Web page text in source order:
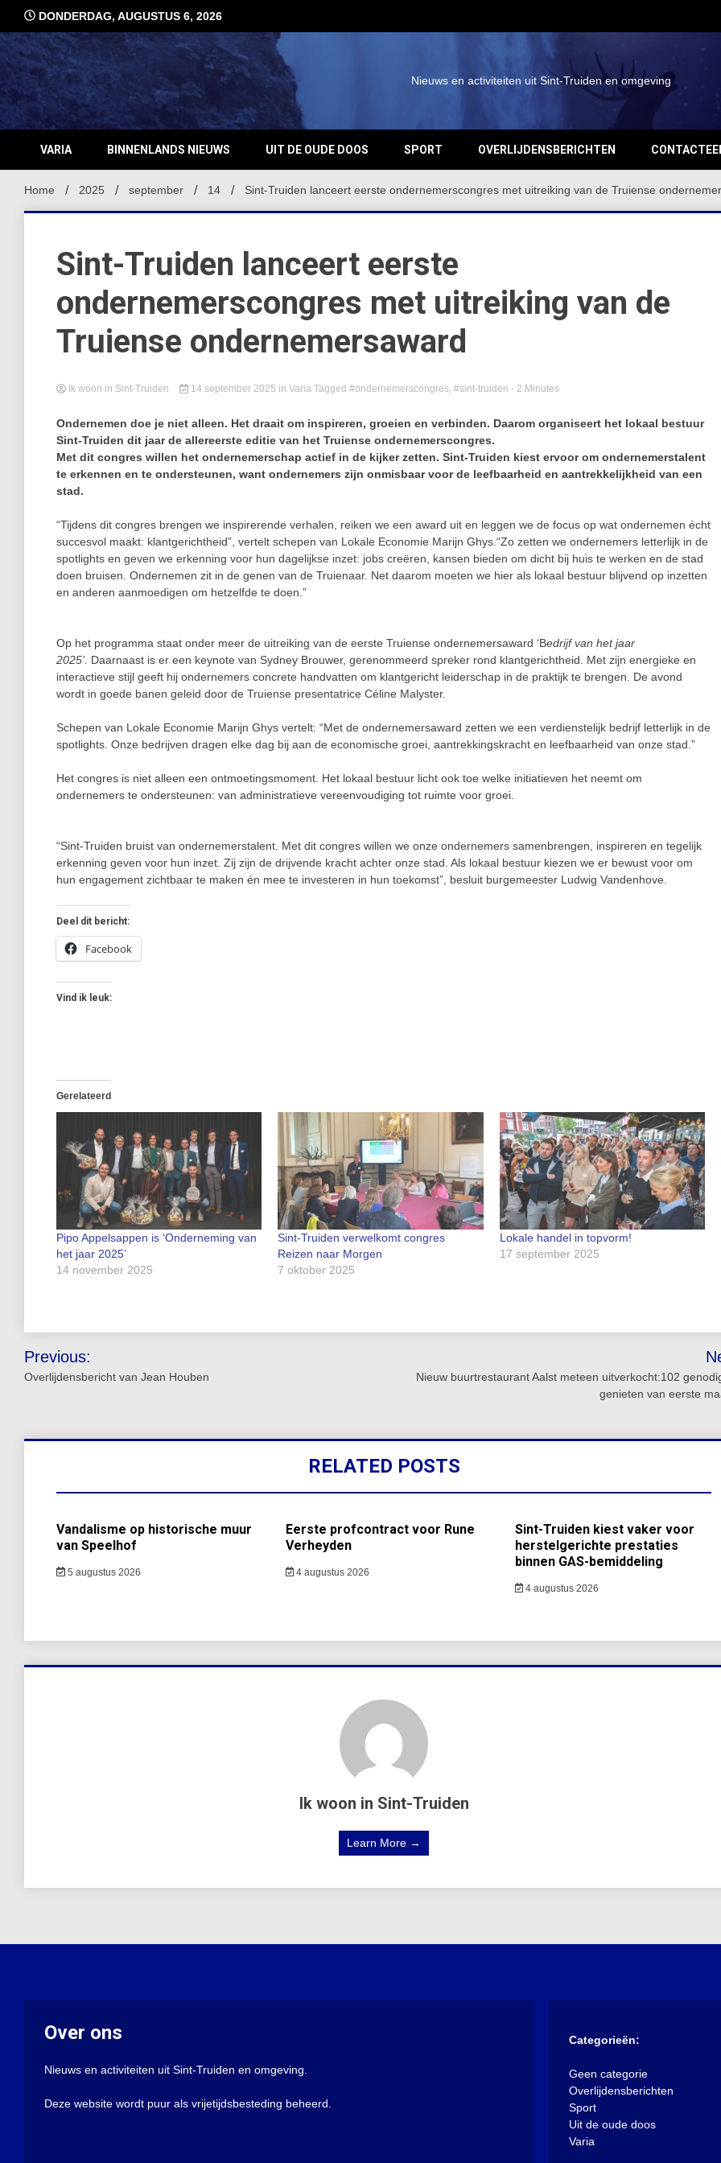
inhoud
DONDERDAG, AUGUSTUS 6, 2026
Nieuws en activiteiten uit Sint-Truiden en omgeving
VARIA BINNENLANDS NIEUWS UIT DE OUDE DOOS SPORT OVERLIJDENSBERICHTEN
Home 2025 september 14 Sint-Truiden lanceert eerste ondernemerscongres met uitreiking van de Truiense
Sint-Truiden lanceert eerste
ondernemerscongres met uitreiking van de
Truiense ondernemersaward
Ik woon in Sint-Truiden 14 september 2025 in Varia Tagged #ondernemerscongres, #sint-truiden - 2 Minutes
Ondernemen doe je niet alleen. Het draait om inspireren, groeien en verbinden. Daarom organiseert het lokaal bestuur
Sint-Truiden dit jaar de allereerste editie van het Truiense ondernemerscongres.
Met dit congres willen het ondernemerschap actief in de kijker zetten. Sint-Truiden kiest ervoor om ondernemerstalent
te erkennen en te ondersteunen, want ondernemers zijn onmisbaar voor de leefbaarheid en aantrekkelijkheid van een
stad.
“Tijdens dit congres brengen we inspirerende verhalen, reiken we een award uit en leggen we de focus op wat ondernemen écht
succesvol maakt: klantgerichtheid”, vertelt schepen van Lokale Economie Marijn Ghys.“Zo zetten we ondernemers letterlijk in de
spotlights en geven we erkenning voor hun dagelijkse inzet: jobs creëren, kansen bieden om dicht bij huis te werken en de stad
doen bruisen. Ondernemen zit in de genen van de Truienaar. Net daarom moeten we hier als lokaal bestuur blijvend op inzetten
en anderen aanmoedigen om hetzelfde te doen.”
Op het programma staat onder meer de uitreiking van de eerste Truiense ondernemersaward ‘Bedrijf van het jaar
2025’. Daarnaast is er een keynote van Sydney Brouwer, gerenommeerd spreker rond klantgerichtheid. Met zijn energieke en
interactieve stijl geeft hij ondernemers concrete handvatten om klantgericht leiderschap in de praktijk te brengen. De avond
wordt in goede banen geleid door de Truiense presentatrice Céline Malyster.
Schepen van Lokale Economie Marijn Ghys vertelt: “Met de ondernemersaward zetten we een verdienstelijk bedrijf letterlijk in de
spotlights. Onze bedrijven dragen elke dag bij aan de economische groei, aantrekkingskracht en leefbaarheid van onze stad.”
Het congres is niet alleen een ontmoetingsmoment. Het lokaal bestuur licht ook toe welke initiatieven het neemt om
ondernemers te ondersteunen: van administratieve vereenvoudiging tot ruimte voor groei.
“Sint-Truiden bruist van ondernemerstalent. Met dit congres willen we onze ondernemers samenbrengen, inspireren en tegelijk
erkenning geven voor hun inzet. Zij zijn de drijvende kracht achter onze stad. Als lokaal bestuur kiezen we er bewust voor om
hun engagement zichtbaar te maken én mee te investeren in hun toekomst”, besluit burgemeester Ludwig Vandenhove.
Deel dit bericht:
Facebook
Vind ik leuk:
Gerelateerd
Pipo Appelsappen is ‘Onderneming van
het jaar 2025’
14 november 2025
Sint-Truiden verwelkomt congres
Reizen naar Morgen
7 oktober 2025
Lokale handel in topvorm!
17 september 2025
Bericht
navigatie
Previous:
Overlijdensbericht van Jean Houben
Nieuw buurtrestaurant Aalst meteen uitverkocht:102
genieten van eerste
RELATED POSTS
Vandalisme op historische muur
van Speelhof
5 augustus 2026
Eerste profcontract voor Rune
Verheyden
4 augustus 2026
Sint-Truiden kiest vaker voor
herstelgerichte prestaties
binnen GAS-bemiddeling
4 augustus 2026
Ik woon in Sint-Truiden
Learn More →
Over ons
Nieuws en activiteiten uit Sint-Truiden en omgeving.
Deze website wordt puur als vrijetijdsbesteding beheerd.
Categorieën:
Geen categorie
Overlijdensberichten
Sport
Uit de oude doos
Varia